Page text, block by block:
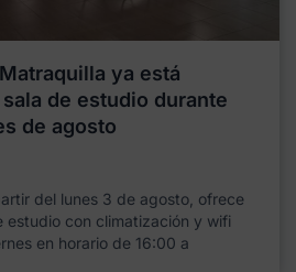
ya está
de estudio durante
de agosto
del lunes 3 de agosto, ofrece
estudio con climatización y wifi
en horario de 16:00 a